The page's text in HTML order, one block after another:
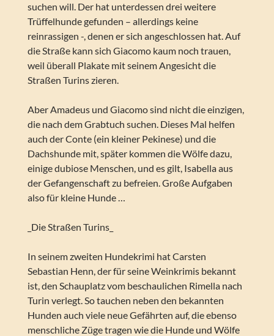
suchen will. Der hat unterdessen drei weitere
Trüffelhunde gefunden – allerdings keine
reinrassigen -, denen er sich angeschlossen hat. Auf
die Straße kann sich Giacomo kaum noch trauen,
weil überall Plakate mit seinem Angesicht die
Straßen Turins zieren.
Aber Amadeus und Giacomo sind nicht die einzigen,
die nach dem Grabtuch suchen. Dieses Mal helfen
auch der Conte (ein kleiner Pekinese) und die
Dachshunde mit, später kommen die Wölfe dazu,
einige dubiose Menschen, und es gilt, Isabella aus
der Gefangenschaft zu befreien. Große Aufgaben
also für kleine Hunde …
_Die Straßen Turins_
In seinem zweiten Hundekrimi hat Carsten
Sebastian Henn, der für seine Weinkrimis bekannt
ist, den Schauplatz vom beschaulichen Rimella nach
Turin verlegt. So tauchen neben den bekannten
Hunden auch viele neue Gefährten auf, die ebenso
menschliche Züge tragen wie die Hunde und Wölfe